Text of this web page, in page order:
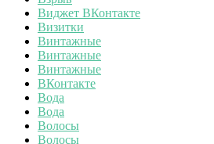
Виджет ВКонтакте
Визитки
Винтажные
Винтажные
Винтажные
ВКонтакте
Вода
Вода
Волосы
Волосы